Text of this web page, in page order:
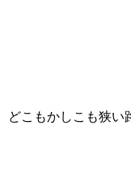
どこもかしこも狭い